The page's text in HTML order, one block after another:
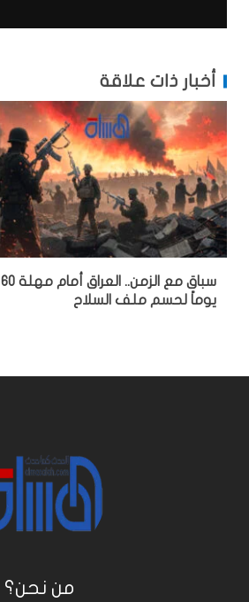
أخبار ذات علاقة
سباق مع الزمن.. العراق أمام مهلة 60
يوماً لحسم ملف السلاح
من نحن؟